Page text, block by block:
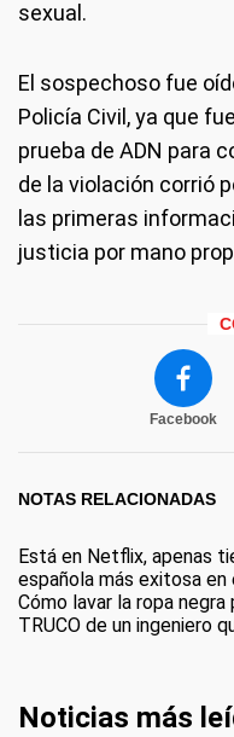
sexual.
El sospechoso fue
Policía Civil, ya que
prueba de ADN para
de la violación corrió
las primeras
justicia por mano
Facebook
NOTAS RELACIONADAS
Está en Netflix, apenas
española más exitosa en
Cómo lavar la ropa negra
TRUCO de un ingeniero
Noticias más